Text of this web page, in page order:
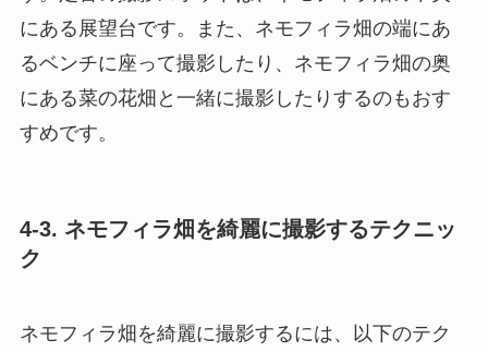
にある展望台です。また、ネモフィラ畑の端にあ
るベンチに座って撮影したり、ネモフィラ畑の奥
にある菜の花畑と一緒に撮影したりするのもおす
すめです。
4-3. ネモフィラ畑を綺麗に撮影するテクニッ
ク
ネモフィラ畑を綺麗に撮影するには、以下のテク